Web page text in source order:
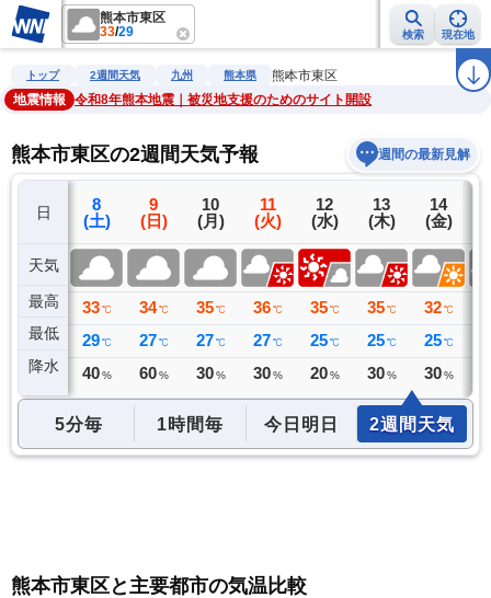
熊本市東区
33/29 検索 現在地
雨雲レーダー 台風情報 地震情報 警報・注意報 ラ
トップ 2週間天気 九州 熊本県
熊本市東区
地震情報
令和8年熊本地震｜被災地支援のためのサイト開設
熊本市東区の2週間天気予報 週間の最新見解
日
天気
最高
最低
降水
7
(金)
35 ℃
28 ℃
3 ミリ
8
(土)
33 ℃
29 ℃
40 %
9
(日)
34 ℃
27 ℃
60 %
10
(月)
35 ℃
27 ℃
30 %
11
(火)
36 ℃
27 ℃
30 %
12
(水)
35 ℃
25 ℃
20 %
13
(木)
35 ℃
25 ℃
30 %
14
(金)
32 ℃
25 ℃
30 %
5分毎 1時間毎 今日明日 2週間天気
熊本市東区と主要都市の気温比較